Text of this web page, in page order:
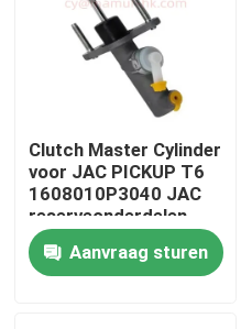
Huis
Producten
Clutch Master Cylinder
voor JAC PICKUP T6
1608010P3040 JAC
reserveonderdelen
Aanvraag sturen